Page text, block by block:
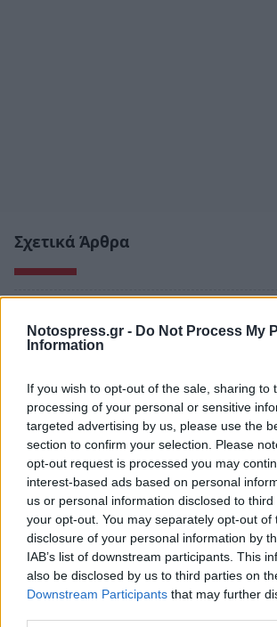
Notospress.gr - Do Not Process My
Information
If you wish to opt-out of the sale, sharing to
processing of your personal or sensitive
targeted advertising by us, please use the
section to confirm your selection. Please
opt-out request is processed you may
interest-based ads based on personal
us or personal information disclosed to
your opt-out. You may separately opt-out of
disclosure of your personal information by
IAB’s list of downstream participants. This
also be disclosed by us to third parties on
Downstream Participants that may further
Σχετικά Άρθρα
Ανδρεάκος: «Δεν με ενδιαφέρει
κόστος αλλά να υπάρχει νερό
και στο μέλλον»